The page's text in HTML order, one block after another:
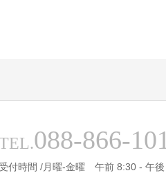
088-866-
付時間 /月曜-金曜 午前 8:30 - 午